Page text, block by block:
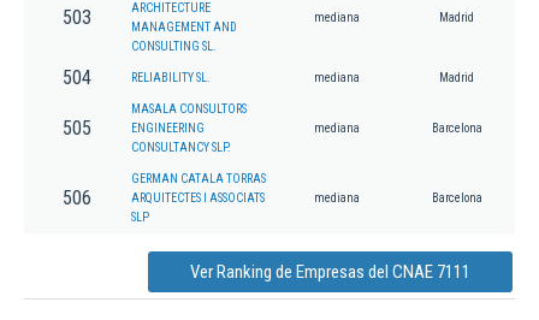
503
ARCHITECTURE
MANAGEMENT AND
CONSULTING SL.
mediana Madrid
504 RELIABILITY SL. mediana Madrid
505
MASALA CONSULTORS
ENGINEERING
CONSULTANCY SLP.
mediana Barcelona
506
GERMAN CATALA TORRAS
ARQUITECTES I ASSOCIATS
SLP
mediana Barcelona
Ver Ranking de Empresas del CNAE 7111